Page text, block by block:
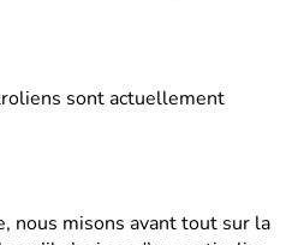
sont actuellement
nous misons avant tout sur la